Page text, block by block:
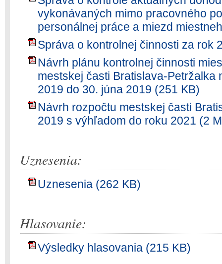
vykonávaných mimo pracovného
personálnej práce a miezd
Správa o kontrolnej činnosti za rok
Návrh plánu kontrolnej činnosti
mestskej časti Bratislava-Petržalka
2019 do 30. júna 2019 (251 KB)
Návrh rozpočtu mestskej časti
2019 s výhľadom do roku 2021 (2
Uznesenia:
Uznesenia (262 KB)
Hlasovanie:
Výsledky hlasovania (215 KB)